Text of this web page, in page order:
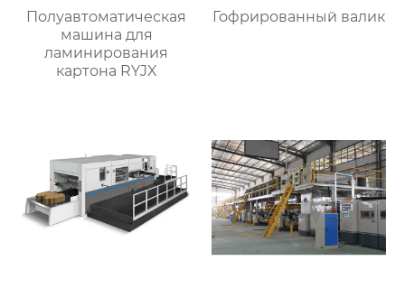
Полуавтоматическая
машина для
ламинирования
картона RYJX
Гофрированный валик